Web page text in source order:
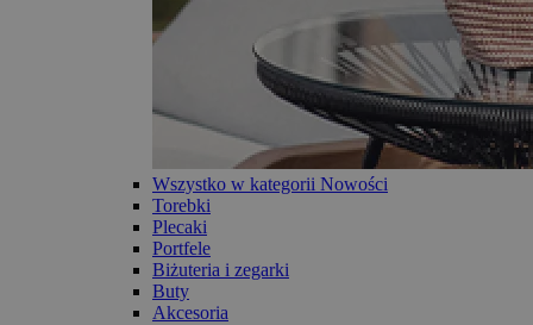
Wszystko w kategorii Nowości
Torebki
Plecaki
Portfele
Biżuteria i zegarki
Buty
Akcesoria